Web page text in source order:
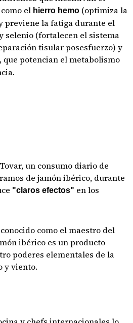
el hierro hemo (optimiza la
previene la fatiga durante el
selenio (fortalecen el sistema
tisular posesfuerzo) y
, que potencian el metabolismo
un consumo diario de
de jamón ibérico, durante
"claros efectos" en los
como el maestro del
ibérico es un producto
poderes elementales de la
y viento.